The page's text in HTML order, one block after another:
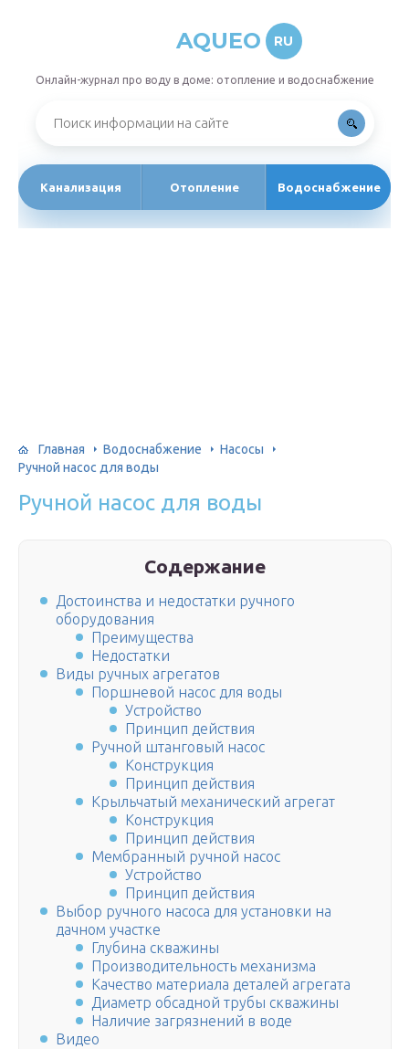
AQUEO RU
Онлайн-журнал про воду в доме: отопление и водоснабжение
Канализация Отопление Водоснабжение
Главная Водоснабжение
Насосы
Ручной насос для воды
Ручной насос для воды
Содержание
Достоинства и недостатки ручного
оборудования
Преимущества
Недостатки
Виды ручных агрегатов
Поршневой насос для воды
Устройство
Принцип действия
Ручной штанговый насос
Конструкция
Принцип действия
Крыльчатый механический агрегат
Конструкция
Принцип действия
Мембранный ручной насос
Устройство
Принцип действия
Выбор ручного насоса для установки на
дачном участке
Глубина скважины
Производительность механизма
Качество материала деталей агрегата
Диаметр обсадной трубы скважины
Наличие загрязнений в воде
Видео